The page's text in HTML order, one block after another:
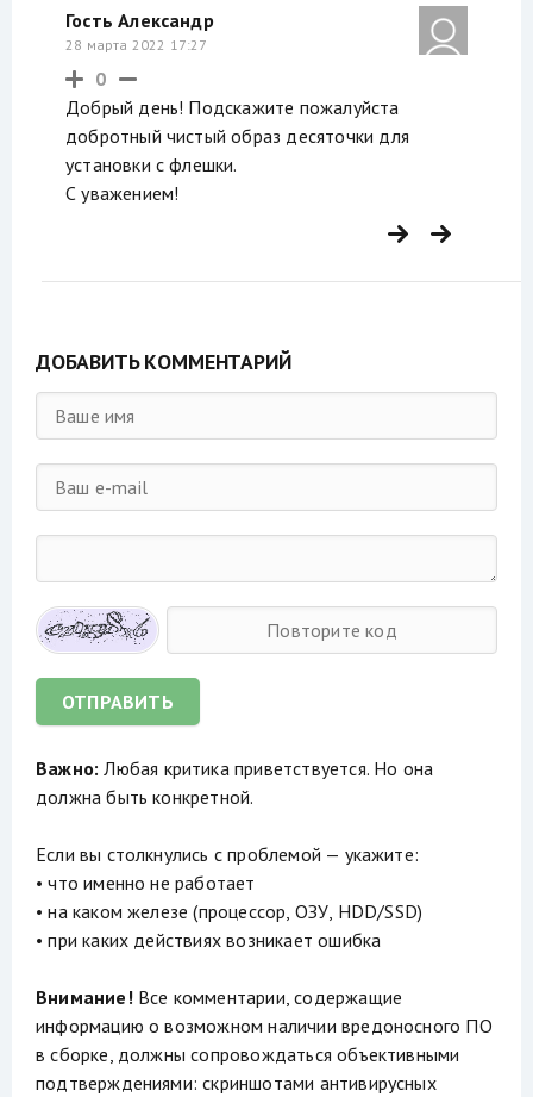
Гость Александр
28 марта 2022 17:27
0
Добрый день! Подскажите пожалуйста
добротный чистый образ десяточки для
установки с флешки.
С уважением!
ДОБАВИТЬ КОММЕНТАРИЙ
ОТПРАВИТЬ
Важно: Любая критика приветствуется. Но она
должна быть конкретной.
Если вы столкнулись с проблемой — укажите:
• что именно не работает
• на каком железе (процессор, ОЗУ, HDD/SSD)
• при каких действиях возникает ошибка
Внимание!Все комментарии, содержащие
информацию о возможном наличии вредоносного ПО
в сборке, должны сопровождаться объективными
подтверждениями: скриншотами антивирусных